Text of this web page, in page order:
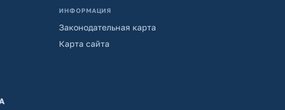
ИНФОРМАЦИЯ
Законодательная карта
Карта сайта